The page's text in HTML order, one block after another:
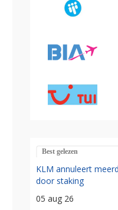
Best gelezen
KLM annuleert
door staking
05 aug 26